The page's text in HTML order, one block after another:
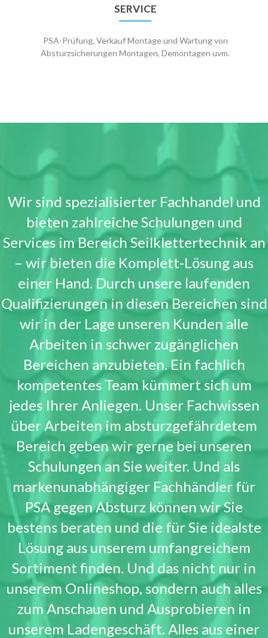
SERVICE
PSA-Prüfung, Verkauf Montage und Wartung von
Absturzsicherungen Montagen, Demontagen uvm.
Wir sind spezialisierter Fachhandel und
bieten zahlreiche Schulungen und
Services im Bereich Seilklettertechnik an
– wir bieten die Komplett-Lösung aus
einer Hand. Durch unsere laufenden
Qualifizierungen in diesen Bereichen sind
wir in der Lage unseren Kunden alle
Arbeiten in schwer zugänglichen
Bereichen anzubieten. Ein fachlich
kompetentes Team kümmert sich um
jedes Ihrer Anliegen. Unser Fachwissen
über Arbeiten im absturzgefährdetem
Bereich geben wir gerne bei unseren
Schulungen an Sie weiter. Und als
markenunabhängiger Fachhändler für
PSA gegen Absturz können wir Sie
bestens beraten und die für Sie idealste
Lösung aus unserem umfangreichem
Sortiment finden. Und das nicht nur in
unserem Onlineshop, sondern auch alles
zum Anschauen und Ausprobieren in
unserem Ladengeschäft. Alles aus einer